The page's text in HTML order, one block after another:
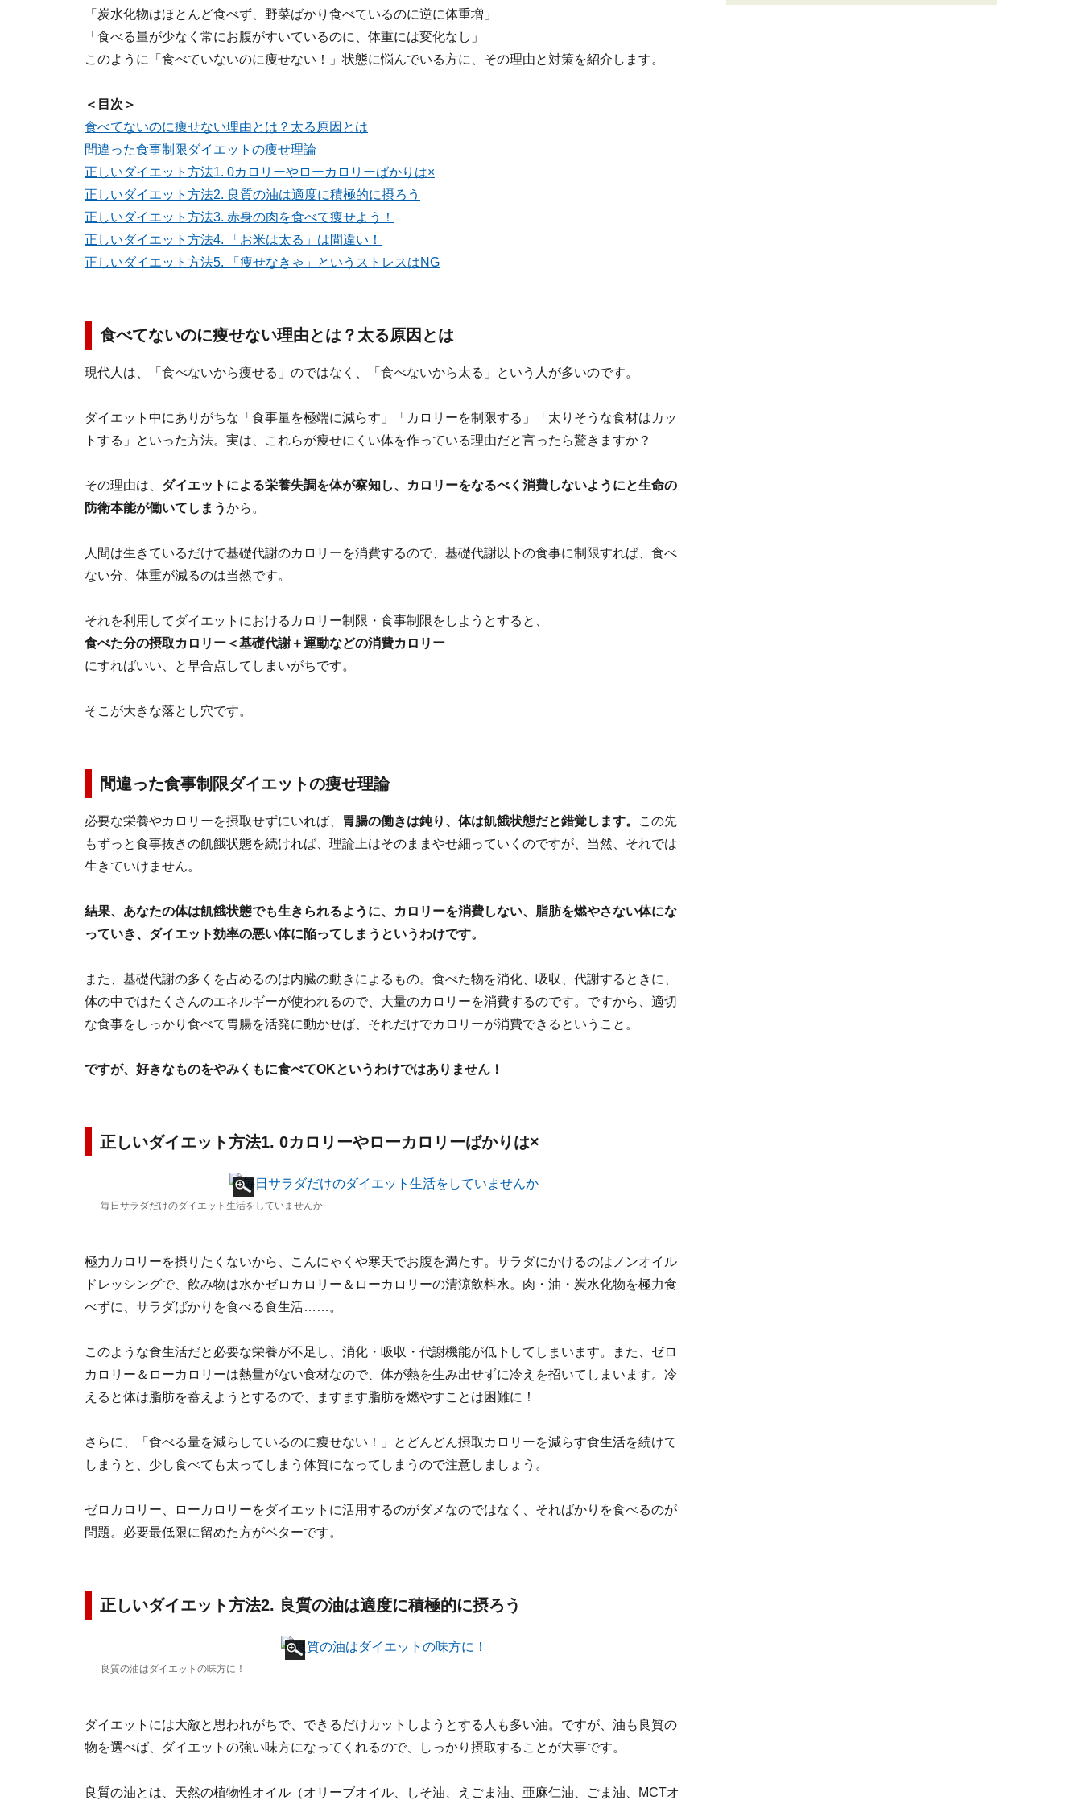
「炭水化物はほとんど食べず、野菜ばかり食べているのに逆に体重増」
「食べる量が少なく常にお腹がすいているのに、体重には変化なし」
このように「食べていないのに痩せない！」状態に悩んでいる方に、その理由と対策を紹介します。
＜目次＞
食べてないのに痩せない理由とは？太る原因とは
間違った食事制限ダイエットの痩せ理論
正しいダイエット方法1. 0カロリーやローカロリーばかりは×
正しいダイエット方法2. 良質の油は適度に積極的に摂ろう
正しいダイエット方法3. 赤身の肉を食べて痩せよう！
正しいダイエット方法4. 「お米は太る」は間違い！
正しいダイエット方法5. 「痩せなきゃ」というストレスはNG
食べてないのに痩せない理由とは？太る原因とは
現代人は、「食べないから痩せる」のではなく、「食べないから太る」という人が多いのです。
ダイエット中にありがちな「食事量を極端に減らす」「カロリーを制限する」「太りそうな食材はカッ
トする」といった方法。実は、これらが痩せにくい体を作っている理由だと言ったら驚きますか？
その理由は、 ダイエットによる栄養失調を体が察知し、カロリーをなるべく消費しないようにと生命の
防衛本能が働いてしまうから。
人間は生きているだけで基礎代謝のカロリーを消費するので、基礎代謝以下の食事に制限すれば、食べ
ない分、体重が減るのは当然です。
それを利用してダイエットにおけるカロリー制限・食事制限をしようとすると、
食べた分の摂取カロリー＜基礎代謝＋運動などの消費カロリー
にすればいい、と早合点してしまいがちです。
そこが大きな落とし穴です。
間違った食事制限ダイエットの痩せ理論
必要な栄養やカロリーを摂取せずにいれば、 胃腸の働きは鈍り、体は飢餓状態だと錯覚します。
この先
もずっと食事抜きの飢餓状態を続ければ、理論上はそのままやせ細っていくのですが、当然、それでは
生きていけません。
結果、あなたの体は飢餓状態でも生きられるように、カロリーを消費しない、脂肪を燃やさない体にな
っていき、ダイエット効率の悪い体に陥ってしまうというわけです。
また、基礎代謝の多くを占めるのは内臓の動きによるもの。食べた物を消化、吸収、代謝するときに、
体の中ではたくさんのエネルギーが使われるので、大量のカロリーを消費するのです。ですから、適切
な食事をしっかり食べて胃腸を活発に動かせば、それだけでカロリーが消費できるということ。
ですが、好きなものをやみくもに食べてOKというわけではありません！
正しいダイエット方法1. 0カロリーやローカロリーばかりは×
毎日サラダだけのダイエット生活をしていませんか
極力カロリーを摂りたくないから、こんにゃくや寒天でお腹を満たす。サラダにかけるのはノンオイル
ドレッシングで、飲み物は水かゼロカロリー＆ローカロリーの清涼飲料水。肉・油・炭水化物を極力食
べずに、サラダばかりを食べる食生活……。
このような食生活だと必要な栄養が不足し、消化・吸収・代謝機能が低下してしまいます。また、ゼロ
カロリー＆ローカロリーは熱量がない食材なので、体が熱を生み出せずに冷えを招いてしまいます。冷
えると体は脂肪を蓄えようとするので、ますます脂肪を燃やすことは困難に！
さらに、「食べる量を減らしているのに痩せない！」とどんどん摂取カロリーを減らす食生活を続けて
しまうと、少し食べても太ってしまう体質になってしまうので注意しましょう。
ゼロカロリー、ローカロリーをダイエットに活用するのがダメなのではなく、そればかりを食べるのが
問題。必要最低限に留めた方がベターです。
正しいダイエット方法2. 良質の油は適度に積極的に摂ろう
良質の油はダイエットの味方に！
ダイエットには大敵と思われがちで、できるだけカットしようとする人も多い油。ですが、油も良質の
物を選べば、ダイエットの強い味方になってくれるので、しっかり摂取することが大事です。
良質の油とは、天然の植物性オイル（オリーブオイル、しそ油、えごま油、亜麻仁油、ごま油、MCTオ